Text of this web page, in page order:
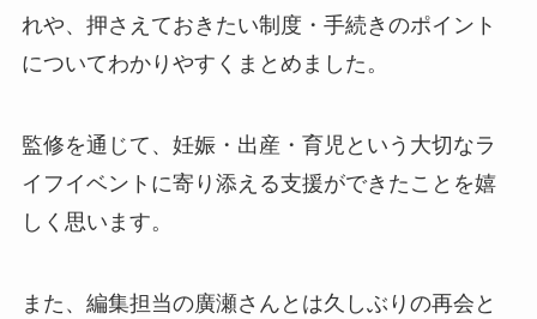
れや、押さえておきたい制度・手続きのポイント
についてわかりやすくまとめました。
監修を通じて、妊娠・出産・育児という大切なラ
イフイベントに寄り添える支援ができたことを嬉
しく思います。
また、編集担当の廣瀬さんとは久しぶりの再会と